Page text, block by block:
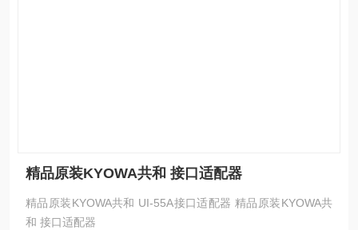
精品原装KYOWA共和 接口适配器
精品原装KYOWA共和 UI-55A接口适配器 精品原装KYOWA共
和 接口适配器